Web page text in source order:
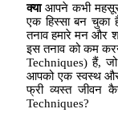
क्या आपने कभी महसूस
एक हिस्सा बन चुका
तनाव हमारे मन और
इस तनाव को कम
Techniques) हैं,
आपको एक स्वस्थ
फ्री व्यस्त जीवन
Techniques?